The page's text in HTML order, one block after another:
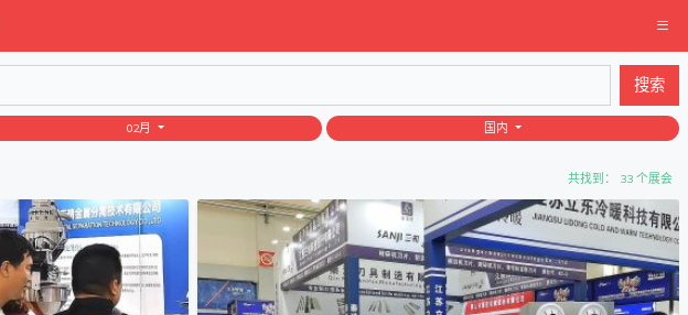
搜索
02月 国内
共找到： 33 个展会